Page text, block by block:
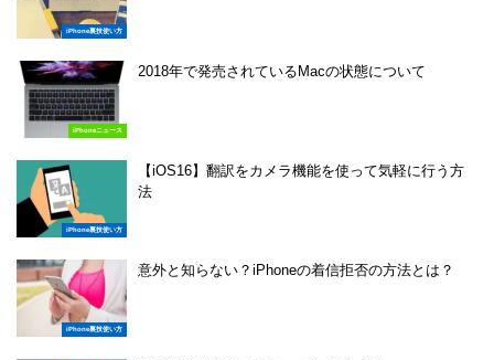
iPhone裏技使い方
iPhoneニュース
2018年で発売されているMacの状態について
iPhone裏技使い方
【iOS16】翻訳をカメラ機能を使って気軽に行う方
法
iPhone裏技使い方
意外と知らない？iPhoneの着信拒否の方法とは？